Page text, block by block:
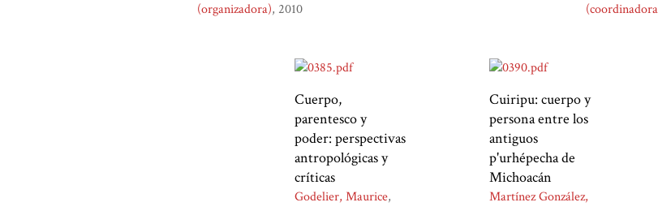
(organizadora) 2010
Cuerpo,
parentesco y
poder: perspectivas
antropológicas y
críticas
Godelier, Maurice
Cuiripu: cuerpo y
persona entre los
antiguos
p'urhépecha de
Michoacán
Martínez González,